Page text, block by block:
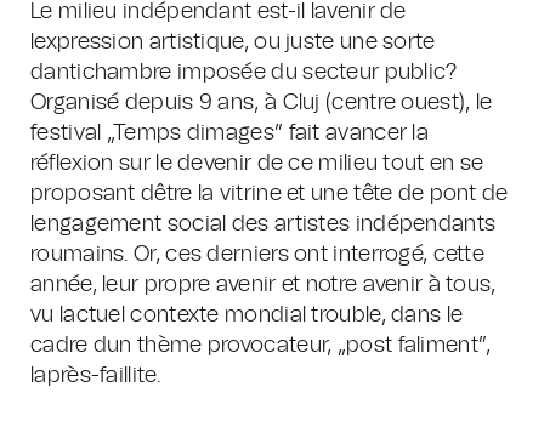
Le milieu indépendant est-il lavenir de
lexpression artistique, ou juste une sorte
dantichambre imposée du secteur public?
Organisé depuis 9 ans, à Cluj (centre ouest), le
festival „Temps dimages” fait avancer la
réflexion sur le devenir de ce milieu tout en se
proposant dêtre la vitrine et une tête de pont de
lengagement social des artistes indépendants
roumains. Or, ces derniers ont interrogé, cette
année, leur propre avenir et notre avenir à tous,
vu lactuel contexte mondial trouble, dans le
cadre dun thème provocateur, „post faliment”,
laprès-faillite.